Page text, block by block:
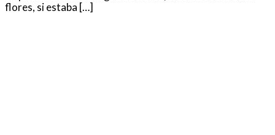
flores, si estaba […]